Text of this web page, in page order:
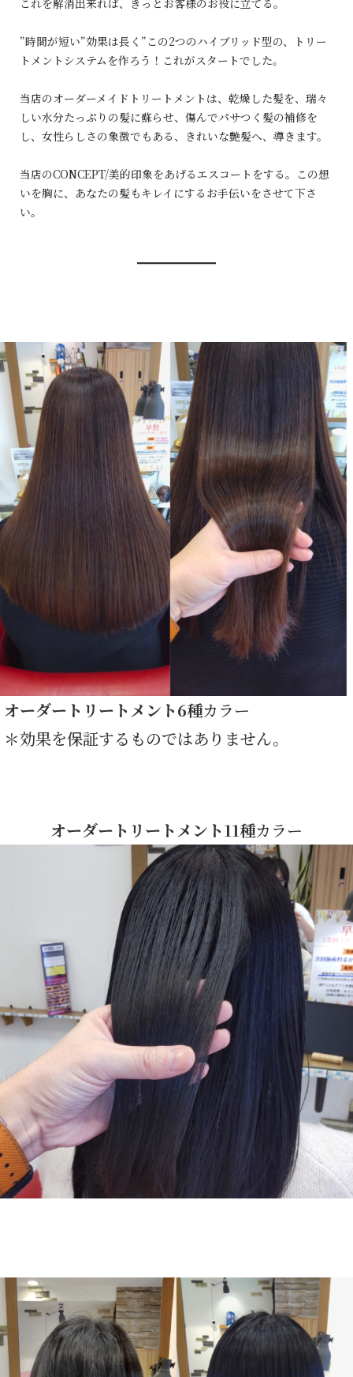
これを解消出来れば、きっとお客様のお役に立てる。
”時間が短い”効果は長く”この2つのハイブリッド型の、トリー
トメントシステムを作ろう！これがスタートでした。
当店のオーダーメイドトリートメントは、乾燥した髪を、瑞々
しい水分たっぷりの髪に蘇らせ、傷んでパサつく髪の補修を
し、女性らしさの象徴でもある、きれいな艶髪へ、導きます。
当店のCONCEPT/美的印象をあげるエスコートをする。この想
いを胸に、あなたの髪もキレイにするお手伝いをさせて下さ
い。
オーダートリートメント6種カラー
＊効果を保証するものではありません。
オーダートリートメント11種カラー